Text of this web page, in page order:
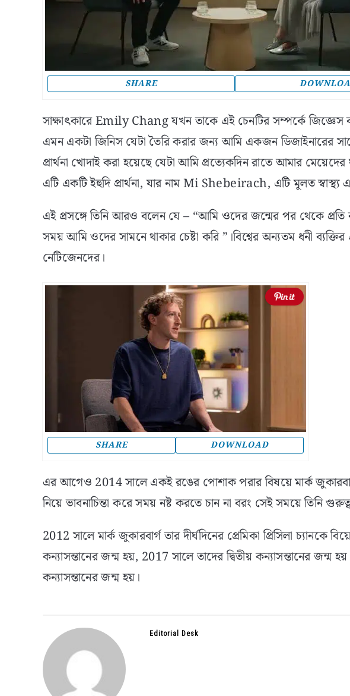
SHARE
সাক্ষাৎকারে Emily Chang যখন তাকে এই চেনটির সম্পর্কে জিজ্ঞেস
এমন একটা জিনিস যেটা তৈরি করার জন্য আমি একজন ডিজাইনারের
প্রার্থনা খোদাই করা হয়েছে যেটা আমি প্রত্যেকদিন রাতে আমার
এটি একটি ইহুদি প্রার্থনা, যার নাম Mi Shebeirach, এটি মূলত স্বাস্থ্য
এই প্রসঙ্গে তিনি আরও বলেন যে – “আমি ওদের জন্মের পর থেকে প্রতি
সময় আমি ওদের সামনে থাকার চেষ্টা করি ”।বিশ্বের অন্যতম ধনী
নেটিজেনদের।
SHARE DOWNLOAD
এর আগেও 2014 সালে একই রঙের পোশাক পরার বিষয়ে মার্ক
নিয়ে ভাবনাচিন্তা করে সময় নষ্ট করতে চান না বরং সেই সময়ে তিনি
2012 সালে মার্ক জুকারবার্গ তার দীর্ঘদিনের প্রেমিকা প্রিসিলা চ্যানকে
কন্যাসন্তানের জন্ম হয়, 2017 সালে তাদের দ্বিতীয় কন্যাসন্তানের জন্ম
কন্যাসন্তানের জন্ম হয়।
Editorial Desk